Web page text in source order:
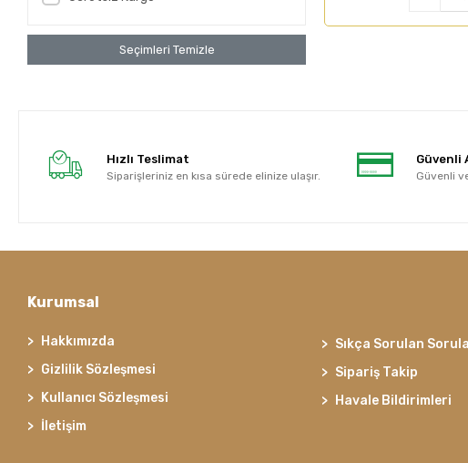
Seçimleri Temizle
Hızlı Teslimat
Siparişleriniz en kısa sürede elinize ulaşır.
Güvenli
Güvenli
Kurumsal
Hakkımızda
Gizlilik Sözleşmesi
Kullanıcı Sözleşmesi
İletişim
Sıkça Sorulan
Sipariş Takip
Havale Bildirimleri